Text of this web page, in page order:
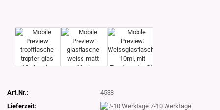
Art.Nr.:
4538
Lieferzeit:
7-10 Werktage